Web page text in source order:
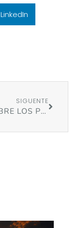
LinkedIn
SIGUENTE
DESCUBRE LOS PLATOS TÍPICOS DE LA GASTRONOMÍA GALLEGA